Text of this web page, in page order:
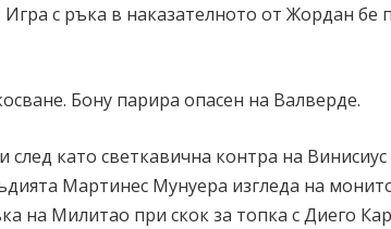
с ръка в наказателното от Жордан бе
Бону парира опасен на Валверде.
като светкавична контра на
Мартинес Мунуера изгледа на
на Милитао при скок за топка с Диего